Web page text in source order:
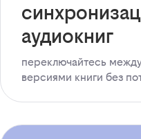
аудиокниг
переключайтесь
версиями книги без